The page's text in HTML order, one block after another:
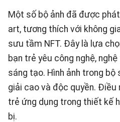
Một số bộ ảnh đã được
art, tương thích với không
sưu tầm NFT. Đây là lựa
bạn trẻ yêu công nghệ,
sáng tạo. Hình ảnh trong
giải cao và độc quyền. Điều
trẻ ứng dụng trong thiết kế
bị.